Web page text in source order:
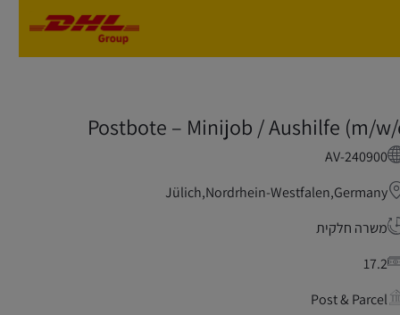
Postbote – Minijob / Aushilfe (m/
AV-240900
Jülich,Nordrhein-Westfalen,Germany
משרה חלקית
17.2
Post & Parcel